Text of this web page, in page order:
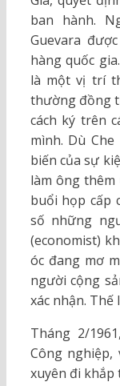
ban hành.
Guevara
hàng quốc
là một vị trí
thường đồng
cách ký trên
mình. Dù
biến của sự
làm ông
buổi họp cấp
số những
(economist)
óc đang mơ
người cộng
xác nhận. Thế
Tháng 2/
Công
xuyên đi